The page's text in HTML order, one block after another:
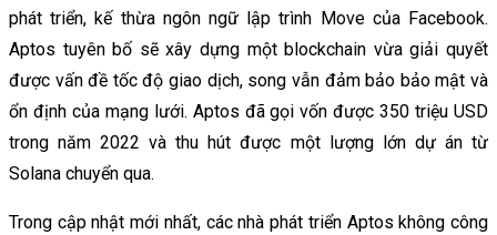
phát triển, kế thừa ngôn ngữ lập trình Move của Facebook.
Aptos tuyên bố sẽ xây dựng một blockchain vừa giải quyết
được vấn đề tốc độ giao dịch, song vẫn đảm bảo bảo mật và
ổn định của mạng lưới. Aptos đã gọi vốn được 350 triệu USD
trong năm 2022 và thu hút được một lượng lớn dự án từ
Solana chuyển qua.
Trong cập nhật mới nhất, các nhà phát triển Aptos không công